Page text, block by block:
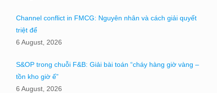
Channel conflict in FMCG: Nguyên nhân và cách giải quyết
triệt để
6 August, 2026
S&OP trong chuỗi F&B: Giải bài toán “cháy hàng giờ vàng –
tồn kho giờ ế”
6 August, 2026